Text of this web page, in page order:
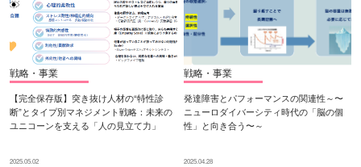
戦略・事業
【完全保存版】突き抜け人材の“特性診
断”とタイプ別マネジメント戦略：未来の
ユニコーンを支える「人の見立て力」
2025.05.02
戦略・事業
発達障害とパフォーマンスの関連性～〜
ニューロダイバーシティ時代の「脳の個
性」と向き合う〜～
2025.04.28